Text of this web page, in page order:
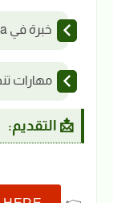
خبرة في Canva وأدوات الجدولة
مهارات
📩 التقديم: